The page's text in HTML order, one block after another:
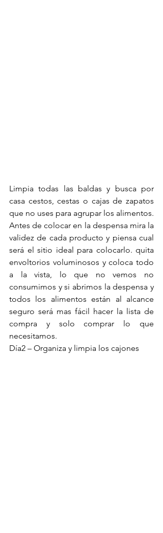
Limpia todas las baldas y busca por
casa cestos, cestas o cajas de zapatos
que no uses para agrupar los alimentos.
Antes de colocar en la despensa mira la
validez de cada producto y piensa cual
será el sitio ideal para colocarlo. quita
envoltorios voluminosos y coloca todo
a la vista, lo que no vemos no
consumimos y si abrimos la despensa y
todos los alimentos están al alcance
seguro será mas fácil hacer la lista de
compra y solo comprar lo que
necesitamos.
Día2 – Organiza y limpia los cajones